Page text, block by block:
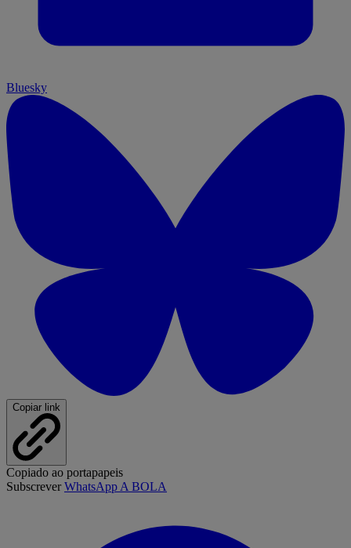
Bluesky
Copiar link
Copiado ao portapapeis
SubscreverWhatsApp A BOLA